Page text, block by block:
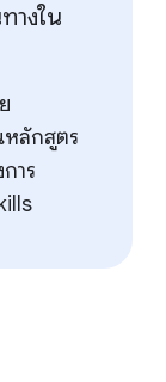
างใน
หลักสูตร
าร